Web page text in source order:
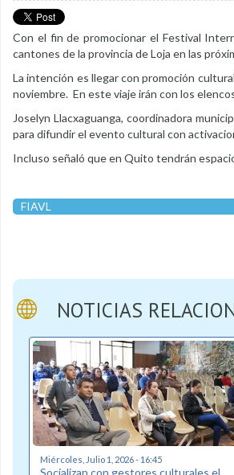
Con el fin de promocionar el Festival
cantones de la provincia de Loja en las
La intención es llegar con promoción
noviembre. En este viaje irán con los
Joselyn Llacxaguanga, coordinadora
para difundir el evento cultural con
Incluso señaló que en Quito tendrán
FIAVL
NOTICIAS
Miércoles, Julio 1, 2026 - 16:45